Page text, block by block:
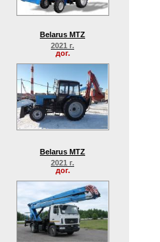
Belarus MTZ
2021 г.
дог.
Belarus MTZ
2021 г.
дог.